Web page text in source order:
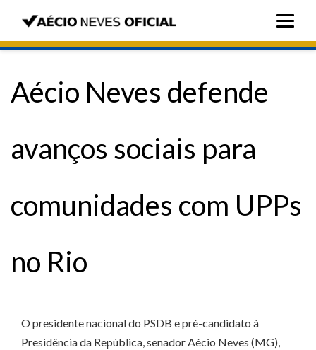
Aécio Neves defende
avanços sociais para
comunidades com UPPs
no Rio
O presidente nacional do PSDB e pré-candidato à
Presidência da República, senador Aécio Neves (MG),